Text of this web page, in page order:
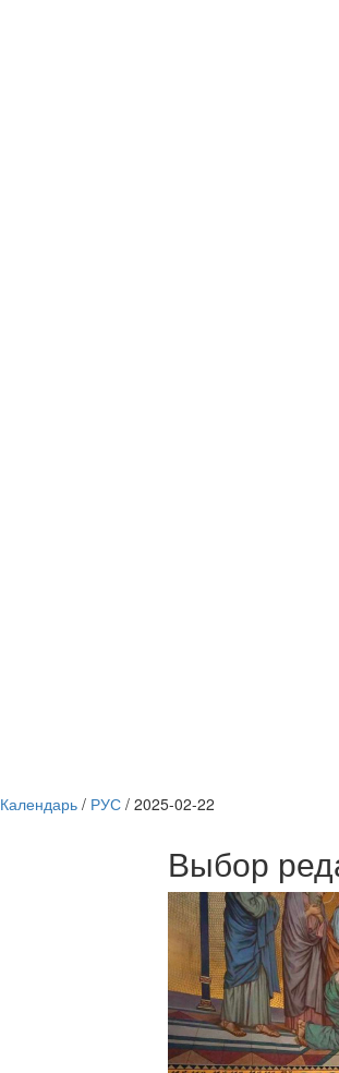
Онлайн трансляции
12 сентября 2015Название
12 сентября 2015Название
12 сентября 2015Название
12 сентября 2015Название
12 сентября 2015 Название
12 сентября 2015Название
12 сентября 2015Название
12 сентября 2015Название
Календарь/ РУС/ 2025-02-22
Выбор